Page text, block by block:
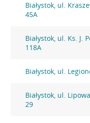
Białystok, ul.
45A
Białystok, ul. Ks. J.
118A
Białystok, ul.
Białystok, ul. Lipowa
29